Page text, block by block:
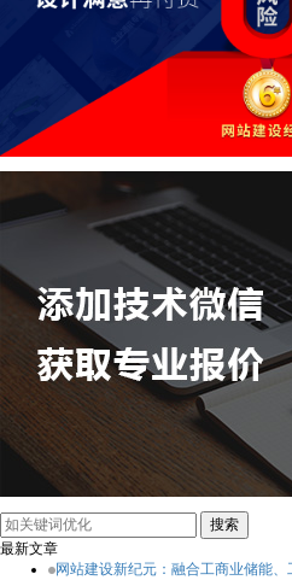
最新文章
网站建设新纪元：融合工商业储能